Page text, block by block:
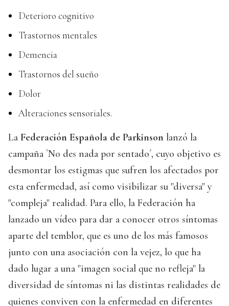
Deterioro cognitivo
Trastornos mentales
Demencia
Trastornos del sueño
Dolor
Alteraciones sensoriales.
La Federación Española de Parkinson lanzó la
campaña `No des nada por sentado´, cuyo objetivo es
desmontar los estigmas que sufren los afectados por
esta enfermedad, así como visibilizar su "diversa" y
"compleja" realidad. Para ello, la Federación ha
lanzado un vídeo para dar a conocer otros síntomas
aparte del temblor, que es uno de los más famosos
junto con una asociación con la vejez, lo que ha
dado lugar a una "imagen social que no refleja" la
diversidad de síntomas ni las distintas realidades de
quienes conviven con la enfermedad en diferentes